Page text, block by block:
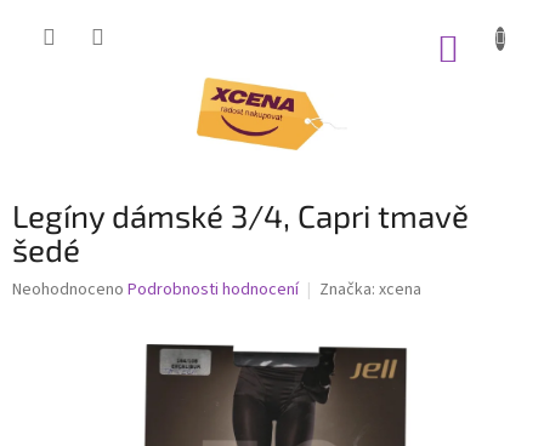
Legíny dámské 3/4, Capri tmavě
šedé
Průměrné
Neohodnoceno Podrobnosti hodnocení Značka: xcena